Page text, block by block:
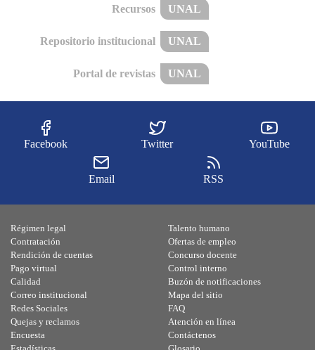
Recursos UNAL
Repositorio institucional UNAL
Portal de revistas UNAL
Facebook Twitter YouTube
Email RSS
Régimen legal
Contratación
Rendición de cuentas
Pago virtual
Calidad
Talento humano
Ofertas de empleo
Concurso docente
Control interno
Buzón de notificaciones
Correo institucional
Redes Sociales
Quejas y reclamos
Encuesta
Mapa del sitio
FAQ
Atención en línea
Contáctenos